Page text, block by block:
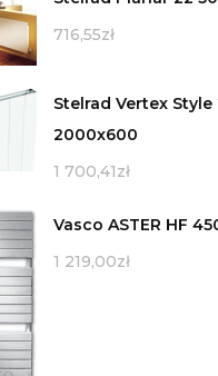
716,55zł
Stelrad Vertex Style
2000x600
1 700,41zł
Vasco ASTER HF
1 219,00zł